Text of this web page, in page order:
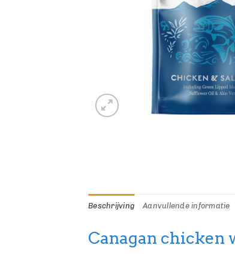
Beschrijving Aanvullende informatie
Canagan chicken